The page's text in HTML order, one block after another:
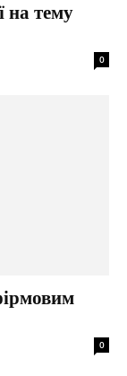
на тему
0
0